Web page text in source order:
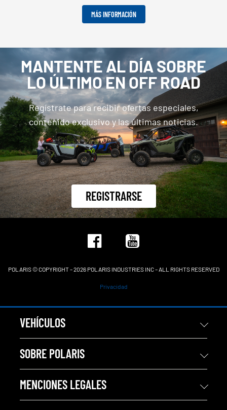
MÁS INFORMACIÓN
MANTENTE AL DÍA SOBRE
LO ÚLTIMO EN OFF ROAD
Regístrate para recibir ofertas especiales,
contenido exclusivo y las últimas noticias.
REGISTRARSE
POLARIS © COPYRIGHT – 2026 POLARIS INDUSTRIES INC – ALL RIGHTS RESERVED
Privacidad
VEHÍCULOS
SOBRE POLARIS
MENCIONES LEGALES